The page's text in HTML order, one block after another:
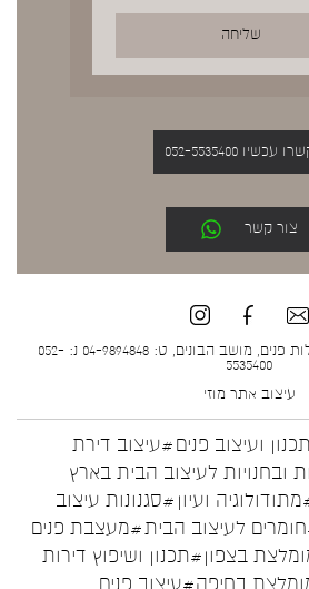
052-5535400
צור קשר
הילית קרש עיצוב ואדריכלות פנים, מושב הבונים, ט: 04-9894848 נ: 052-
5535400
עיצוב אתר מוזי
ועיצוב פנים#עיצוב דירת
ובחנויות לעיצוב הבית בארץ
ועיון #סגנונות עיצוב
לעיצוב הבית#מעצבת פנים
בצפון#תכנון ושיפוץ דירות
בחיפה#עיצוב פנים